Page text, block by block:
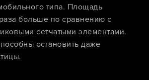
типа. Площадь
больше по сравнению с
сетчатыми элементами.
остановить даже